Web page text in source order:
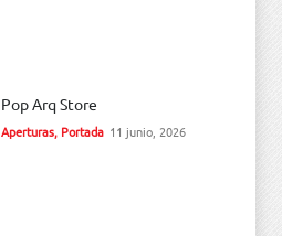
Pop Arq Store
Aperturas, Portada 11 junio, 2026